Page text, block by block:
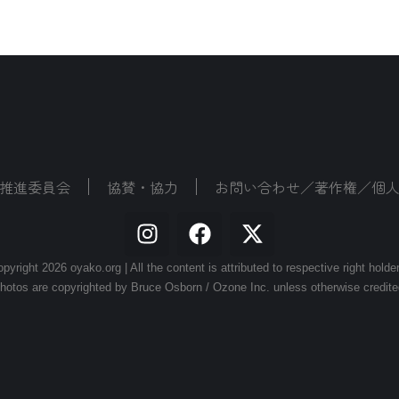
進委員会 協賛・協力 お問い合わせ／著作権／個
2026 oyako.org | All the content is attributed to respective right
are copyrighted by Bruce Osborn / Ozone Inc. unless otherwise